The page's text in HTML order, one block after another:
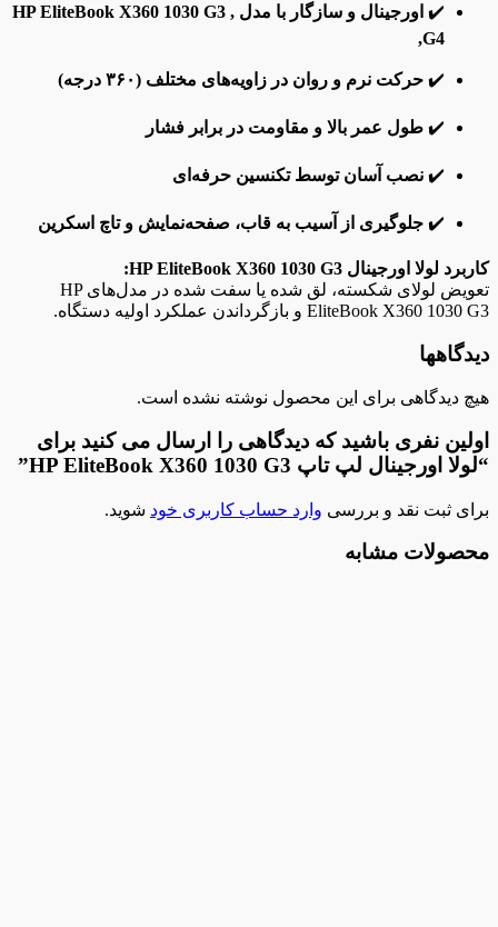
✔️
اورجینال و سازگار با مدل , HP EliteBook X360 1030 G3
,G4
✔️ حرکت نرم و روان در زاویه‌های مختلف (۳۶۰ درجه)
✔️ طول عمر بالا و مقاومت در برابر فشار
✔️ نصب آسان توسط تکنسین حرفه‌ای
✔️ جلوگیری از آسیب به قاب، صفحه‌نمایش و تاچ اسکرین
کاربرد لولا اورجینال HP EliteBook X360 1030 G3:
تعویض لولای شکسته، لق شده یا سفت شده در مدل‌های HP
EliteBook X360 1030 G3 و بازگرداندن عملکرد اولیه دستگاه.
دیدگاهها
هیچ دیدگاهی برای این محصول نوشته نشده است.
اولین نفری باشید که دیدگاهی را ارسال می کنید برای
“لولا اورجینال لپ تاپ HP EliteBook X360 1030 G3”
برای ثبت نقد و بررسی وارد حساب کاربری خود شوید.
محصولات مشابه